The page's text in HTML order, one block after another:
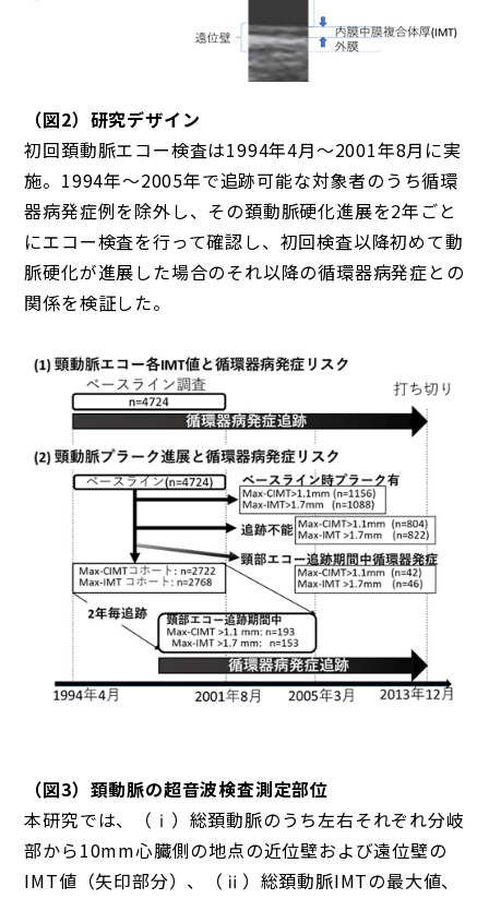
（図2）研究デザイン
初回頚動脈エコー検査は1994年4月～2001年8月に実
施。1994年～2005年で追跡可能な対象者のうち循環
器病発症例を除外し、その頚動脈硬化進展を2年ごと
にエコー検査を行って確認し、初回検査以降初めて動
脈硬化が進展した場合のそれ以降の循環器病発症との
関係を検証した。
（図3）頚動脈の超音波検査測定部位
本研究では、（ⅰ）総頚動脈のうち左右それぞれ分岐
部から10mm心臓側の地点の近位壁および遠位壁の
IMT値（矢印部分）、（ⅱ）総頚動脈IMTの最大値、